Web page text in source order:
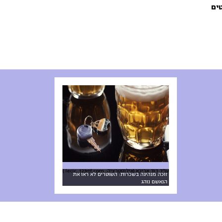
זוכה מנהיגה בשכרות: השוטרים לא ראו את
הנאשם נוהג
עו״ד דוד אריכא (אילוסטרציה: lecic, 123rtf.com )